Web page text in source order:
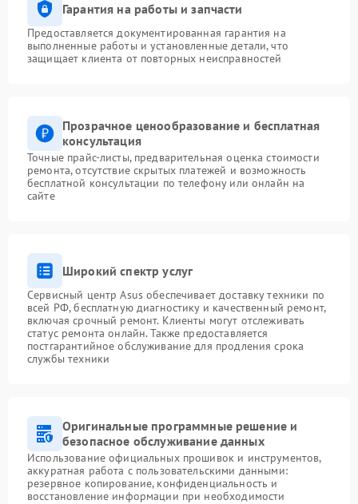
Гарантия на работы и запчасти
Предоставляется документированная гарантия на
выполненные работы и установленные детали, что
защищает клиента от повторных неисправностей
Прозрачное ценообразование и бесплатная
консультация
Точные прайс-листы, предварительная оценка стоимости
ремонта, отсутствие скрытых платежей и возможность
бесплатной консультации по телефону или онлайн на
сайте
Широкий спектр услуг
Сервисный центр Asus обеспечивает доставку техники по
всей РФ, бесплатную диагностику и качественный ремонт,
включая срочный ремонт. Клиенты могут отслеживать
статус ремонта онлайн. Также предоставляется
постгарантийное обслуживание для продления срока
службы техники
Оригинальные программные решение и
безопасное обслуживание данных
Использование официальных прошивок и инструментов,
аккуратная работа с пользовательскими данными:
резервное копирование, конфиденциальность и
восстановление информации при необходимости